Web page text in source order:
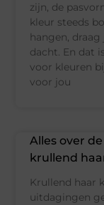
zijn, de
kleur steeds
hangen,
dacht. En dat
voor kleuren
voor jou
Alles over
krullend
Krullend haar
uitdagingen